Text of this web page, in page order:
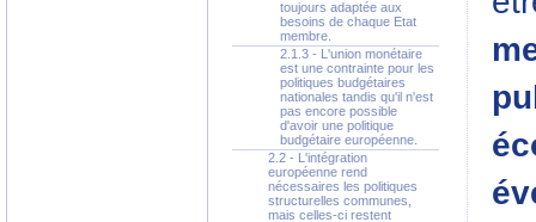
toujours adaptée aux
besoins de chaque Etat
membre.
2.1.3 - L'union monétaire
est une contrainte pour les
politiques budgétaires
nationales tandis qu'il n'est
pas encore possible
d'avoir une politique
budgétaire européenne.
2.2 - L'intégration
européenne rend
nécessaires les politiques
structurelles communes,
mais celles-ci restent